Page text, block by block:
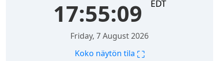
17:55:09 EDT
Friday, 7 August 2026
Koko näytön tila ⛶